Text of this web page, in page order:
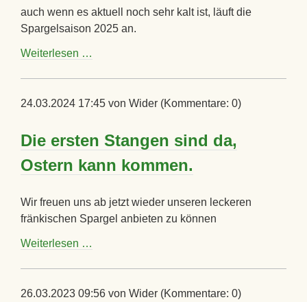
auch wenn es aktuell noch sehr kalt ist, läuft die
Spargelsaison 2025 an.
Weiterlesen …
läuft
24.03.2024 17:45von Wider (Kommentare: 0)
Die ersten Stangen sind da,
Ostern kann kommen.
Wir freuen uns ab jetzt wieder unseren leckeren
fränkischen Spargel anbieten zu können
Weiterlesen …
sind
26.03.2023 09:56von Wider (Kommentare: 0)